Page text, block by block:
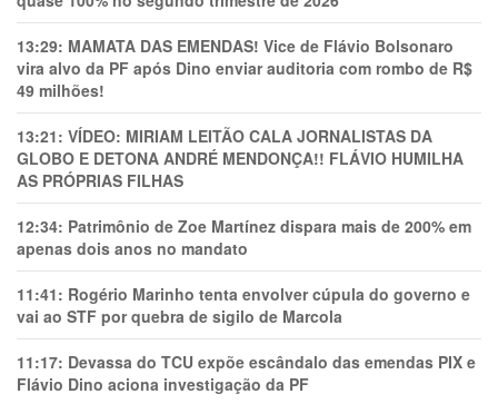
13:29: MAMATA DAS EMENDAS! Vice de Flávio Bolsonaro
vira alvo da PF após Dino enviar auditoria com rombo de R$
49 milhões!
13:21: VÍDEO: MIRIAM LEITÃO CALA JORNALISTAS DA
GLOBO E DETONA ANDRÉ MENDONÇA!! FLÁVIO HUMILHA
AS PRÓPRIAS FILHAS
12:34: Patrimônio de Zoe Martínez dispara mais de 200% em
apenas dois anos no mandato
11:41: Rogério Marinho tenta envolver cúpula do governo e
vai ao STF por quebra de sigilo de Marcola
11:17: Devassa do TCU expõe escândalo das emendas PIX e
Flávio Dino aciona investigação da PF